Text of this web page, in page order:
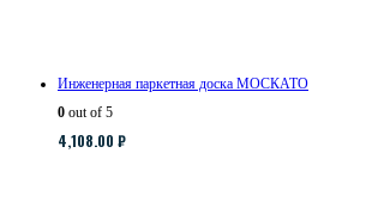
Инженерная паркетная доска МОСКАТО
0 out of 5
4,108.00 ₽